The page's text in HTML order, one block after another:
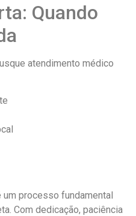
Quando
atendimento médico
processo fundamental
Com dedicação, paciência